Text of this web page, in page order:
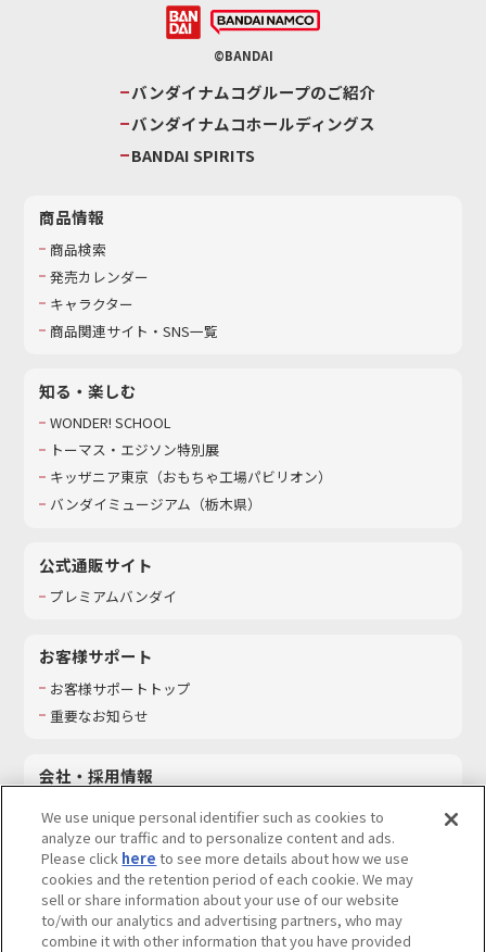
©BANDAI
バンダイナムコグループのご紹介
バンダイナムコホールディングス
BANDAI SPIRITS
商品情報
商品検索
発売カレンダー
キャラクター
商品関連サイト・SNS一覧
知る・楽しむ
WONDER! SCHOOL
トーマス・エジソン特別展
キッザニア東京（おもちゃ工場パビリオン）​
バンダイミュージアム（栃木県）
公式通販サイト
プレミアムバンダイ
お客様サポート
お客様サポートトップ
重要なお知らせ
会社・採用情報
採用情報
サステナビリティ
お問い合わせ
We use unique personal identifier such as cookies to
analyze our traffic and to personalize content and ads.
Please click here to see more details about how we use
cookies and the retention period of each cookie. We may
sell or share information about your use of our website
to/with our analytics and advertising partners, who may
combine it with other information that you have provided